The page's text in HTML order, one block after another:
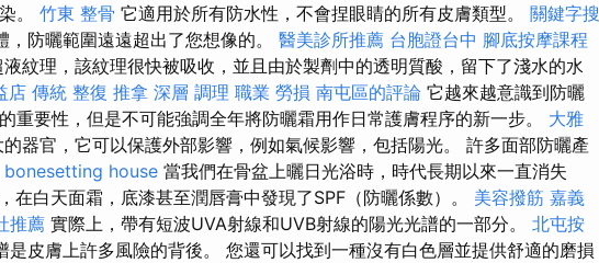
。 竹東 整骨 它適用於所有防水性，不會捏眼睛的所有皮膚類型。 關鍵字搜
，防曬範圍遠遠超出了您想像的。 醫美診所推薦 台胞證台中 腳底按摩課程
紋理，該紋理很快被吸收，並且由於製劑中的透明質酸，留下了淺水的水
店 傳統 整復 推拿 深層 調理 職業 勞損 南屯區的評論 它越來越意識到防曬
重要性，但是不可能強調全年將防曬霜用作日常護膚程序的新一步。 大雅
器官，它可以保護外部影響，例如氣候影響，包括陽光。 許多面部防曬產
bonesetting house 當我們在骨盆上曬日光浴時，時代長期以來一直消失
在白天面霜，底漆甚至潤唇膏中發現了SPF（防曬係數）。 美容撥筋 嘉義
推薦 實際上，帶有短波UVA射線和UVB射線的陽光光譜的一部分。 北屯按
是皮膚上許多風險的背後。 您還可以找到一種沒有白色層並提供舒適的磨損